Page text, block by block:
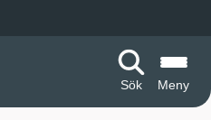
Sök
Meny